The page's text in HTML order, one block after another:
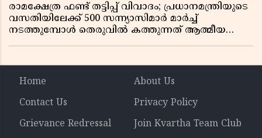
രാമക്ഷേത്ര ഫണ്ട് തട്ടിപ്പ് വിവാദം; പ്രധാനമന്ത്രിയുടെ
വസതിയിലേക്ക് 500 സന്ന്യാസിമാർ മാർച്ച്
നടത്തുമ്പോൾ തെരുവിൽ കത്തുന്നത് ആത്മീയ
Home
About Us
Contact Us
Privacy Policy
Grievance Redressal
Join Kvartha Team Club